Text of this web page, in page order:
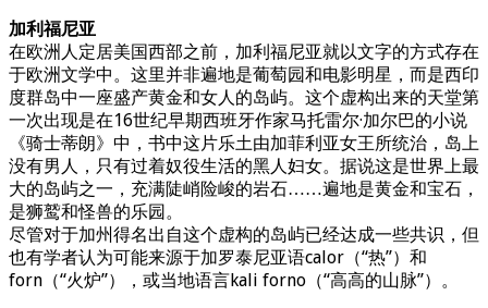
加利福尼亚
在欧洲人定居美国西部之前，加利福尼亚就以文字的方式存在
于欧洲文学中。这里并非遍地是葡萄园和电影明星，而是西印
度群岛中一座盛产黄金和女人的岛屿。这个虚构出来的天堂第
一次出现是在16世纪早期西班牙作家马托雷尔·加尔巴的小说
《骑士蒂朗》中，书中这片乐土由加菲利亚女王所统治，岛上
没有男人，只有过着奴役生活的黑人妇女。据说这是世界上最
大的岛屿之一，充满陡峭险峻的岩石……遍地是黄金和宝石，
是狮鹫和怪兽的乐园。
尽管对于加州得名出自这个虚构的岛屿已经达成一些共识，但
也有学者认为可能来源于加罗泰尼亚语calor（“热”）和
forn（“火炉”），或当地语言kali forno（“高高的山脉”）。